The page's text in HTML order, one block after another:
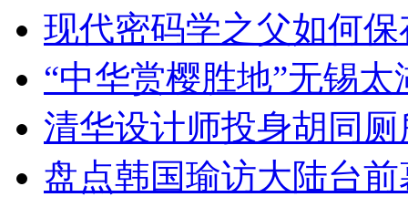
现代密码学之父如何
“中华赏樱胜地”无锡
清华设计师投身胡同
盘点韩国瑜访大陆台